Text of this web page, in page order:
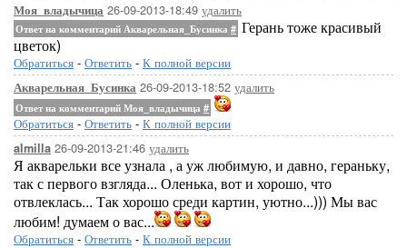
Моя_владычица 26-09-2013-18:49 удалить
Ответ на комментарий Акварельная_Бусинка # Герань тоже красивый
цветок)
Обратиться - Ответить - К полной версии
Акварельная_Бусинка 26-09-2013-18:52 удалить
Ответ на комментарий Моя_владычица #
Обратиться - Ответить - К полной версии
almilla 26-09-2013-21:46 удалить
Я акварельки все узнала , а уж любимую, и давно, гераньку,
так с первого взгляда... Оленька, вот и хорошо, что
отвлеклась... Так хорошо среди картин, уютно...))) Мы вас
любим! думаем о вас...
Обратиться - Ответить - К полной версии